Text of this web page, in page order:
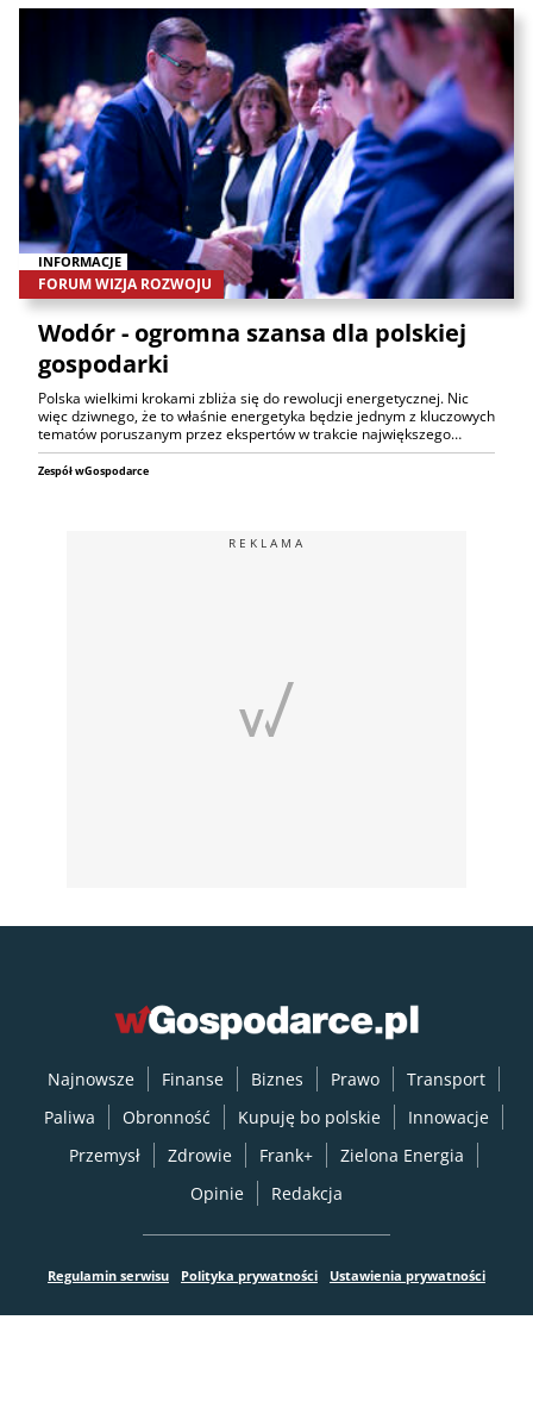
INFORMACJE
FORUM WIZJA ROZWOJU
Wodór - ogromna szansa dla polskiej
gospodarki
Polska wielkimi krokami zbliża się do rewolucji energetycznej. Nic
więc dziwnego, że to właśnie energetyka będzie jednym z kluczowych
tematów poruszanym przez ekspertów w trakcie największego…
Zespół wGospodarce
REKLAMA
Najnowsze Finanse Biznes Prawo
Transport
Paliwa
Obronność Kupuję bo polskie
Innowacje
Przemysł
Zdrowie Frank+
Zielona Energia
Opinie
Redakcja
Regulamin serwisu Polityka prywatności Ustawienia prywatności